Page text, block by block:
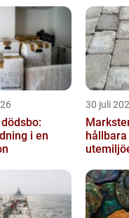
och
i en
30 juli
Marksten grunden